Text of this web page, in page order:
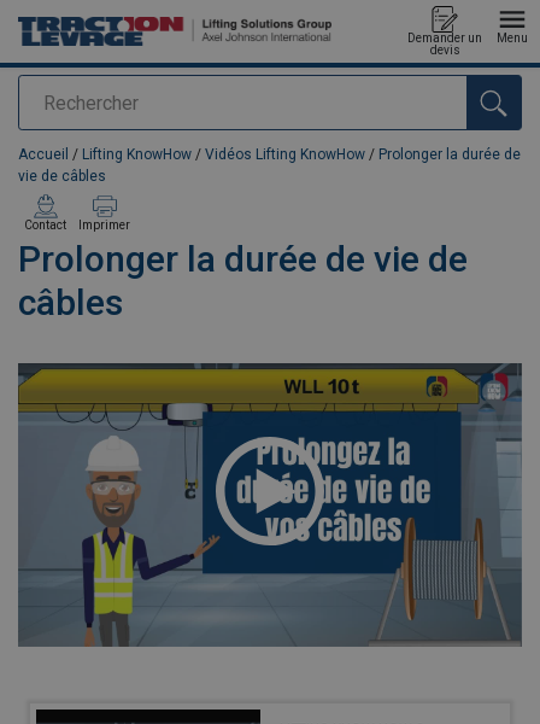
Rechercher
Demander un
devis
Menu
Ajouté au panier
Accueil / Lifting KnowHow / Vidéos Lifting KnowHow / Prolonger la durée de
vie de câbles
Prolonger la durée de vie de
câbles
Contact Imprimer